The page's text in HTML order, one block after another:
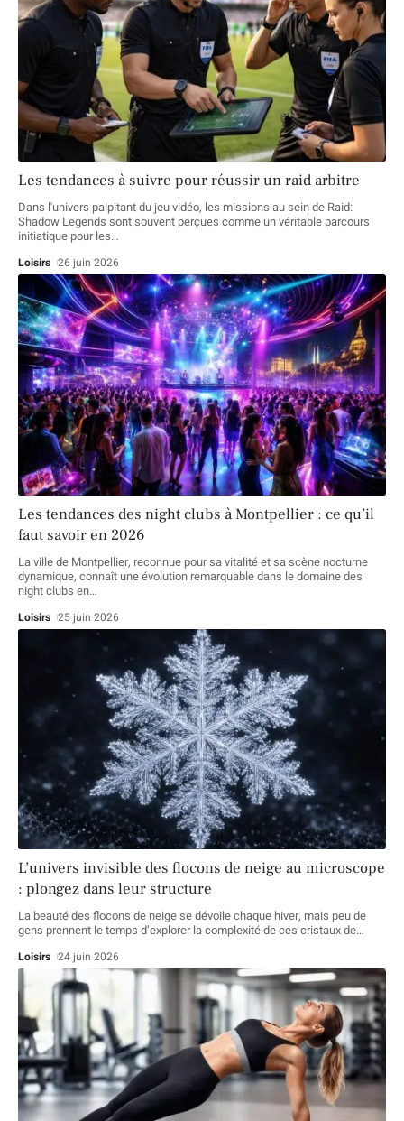
Les tendances à suivre pour réussir un raid arbitre
Dans l'univers palpitant du jeu vidéo, les missions au sein de Raid:
Shadow Legends sont souvent perçues comme un véritable parcours
initiatique pour les…
Loisirs 26 juin 2026
Les tendances des night clubs à Montpellier : ce qu’il
faut savoir en 2026
La ville de Montpellier, reconnue pour sa vitalité et sa scène nocturne
dynamique, connaît une évolution remarquable dans le domaine des
night clubs en…
Loisirs 25 juin 2026
L’univers invisible des flocons de neige au microscope
: plongez dans leur structure
La beauté des flocons de neige se dévoile chaque hiver, mais peu de
gens prennent le temps d’explorer la complexité de ces cristaux de…
Loisirs 24 juin 2026